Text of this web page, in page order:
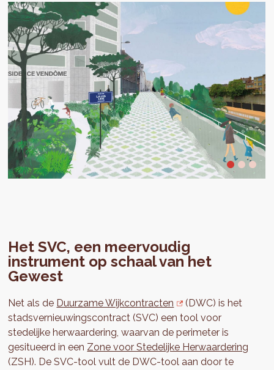
Het SVC, een meervoudig
instrument op schaal van het
Gewest
Net als de Duurzame Wijkcontracten
(DWC) is het
stadsvernieuwingscontract (SVC) een tool voor
stedelijke herwaardering, waarvan de perimeter is
gesitueerd in een Zone voor Stedelijke Herwaardering
(ZSH). De SVC-tool vult de DWC-tool aan door te